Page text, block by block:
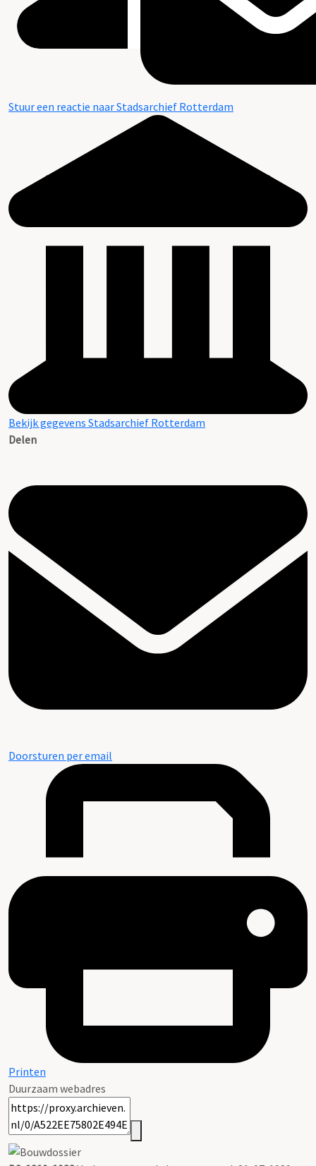
Stuur een reactie naar Stadsarchief Rotterdam
Bekijk gegevens Stadsarchief Rotterdam
Delen
Doorsturen per email
Printen
Duurzaam webadres